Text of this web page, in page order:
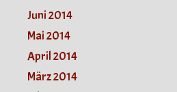
Juni 2014
Mai 2014
April 2014
März 2014